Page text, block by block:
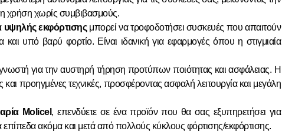
χρήση χωρίς συμβιβασμούς.
υψηλής εκφόρτισηςμπορεί να τροφοδοτήσει συσκευές που απαιτούν
υπό βαρύ φορτίο. Είναι ιδανική για εφαρμογές όπου η στιγμιαία
για την αυστηρή τήρηση προτύπων ποιότητας και ασφάλειας. Η
προηγμένες τεχνικές, προσφέροντας ασφαλή λειτουργία και μεγάλη
Molicel , επενδύετε σε ένα προϊόν που θα σας εξυπηρετήσει για
ακόμα και μετά από πολλούς κύκλους φόρτισης/εκφόρτισης.